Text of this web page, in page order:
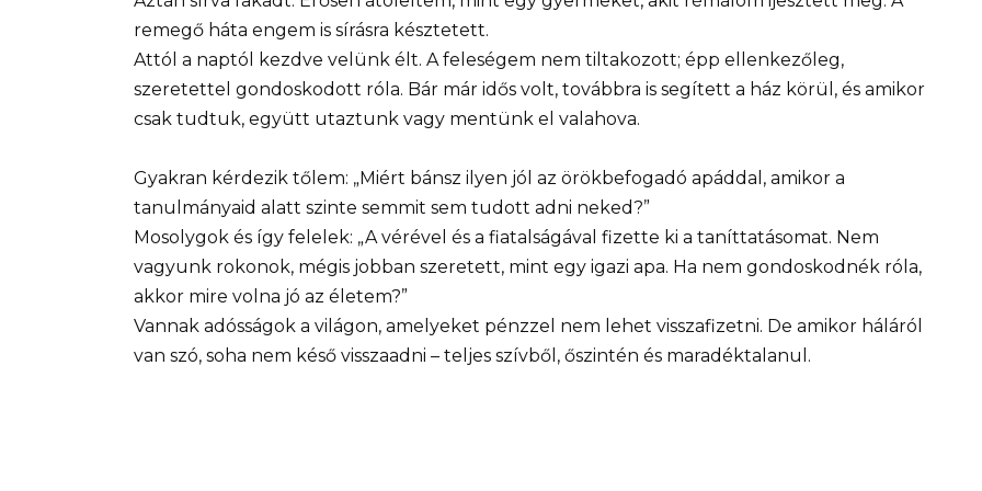
remegő háta engem is sírásra késztetett.
Attól a naptól kezdve velünk élt. A feleségem nem tiltakozott; épp ellenkezőleg,
szeretettel gondoskodott róla. Bár már idős volt, továbbra is segített a ház körül, és amikor
csak tudtuk, együtt utaztunk vagy mentünk el valahova.
Gyakran kérdezik tőlem: „Miért bánsz ilyen jól az örökbefogadó apáddal, amikor a
tanulmányaid alatt szinte semmit sem tudott adni neked?”
Mosolygok és így felelek: „A vérével és a fiatalságával fizette ki a taníttatásomat. Nem
vagyunk rokonok, mégis jobban szeretett, mint egy igazi apa. Ha nem gondoskodnék róla,
akkor mire volna jó az életem?”
Vannak adósságok a világon, amelyeket pénzzel nem lehet visszafizetni. De amikor háláról
van szó, soha nem késő visszaadni – teljes szívből, őszintén és maradéktalanul.